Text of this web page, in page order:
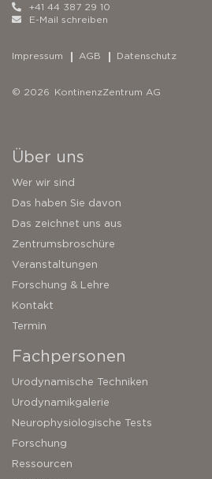
+41 44 387 29 10
E-Mail schreiben
Impressum AGB Datenschutz
© 2026 KontinenzZentrum AG
Über uns
Wer wir sind
Das haben Sie davon
Das zeichnet uns aus
Zentrumsbroschüre
Veranstaltungen
Forschung & Lehre
Kontakt
Termin
Fachpersonen
Urodynamische Techniken
Urodynamikgalerie
Neurophysiologische Tests
Forschung
Ressourcen